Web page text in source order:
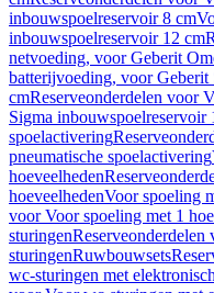
inbouwspoelreservoir 8 cm
inbouwspoelreservoir 12 cm
netvoeding, voor Geberit
batterijvoeding, voor
cmReserveonderdelen voor
Sigma inbouwspoelreservoir
spoelactivering
pneumatische spoelactivering
hoeveelheden
hoeveelhedenVoor spoeling
voor Voor spoeling met 1
sturingen
sturingenRuwbouwsets
wc-sturingen met